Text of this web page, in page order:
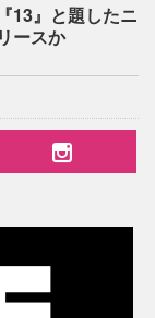
13』と題したニ
ースか